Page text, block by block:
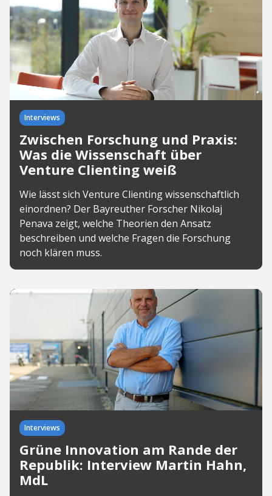
Interviews
Zwischen Forschung und Praxis:
Was die Wissenschaft über
Venture Clienting weiß
Wie lässt sich Venture Clienting wissenschaftlich
einordnen? Der Bayreuther Forscher Nikolaj
Penava zeigt, welche Theorien den Ansatz
beschreiben und welche Fragen die Forschung
noch klären muss.
Interviews
Grüne Innovation am Rande der
Republik: Interview Martin Hahn,
MdL